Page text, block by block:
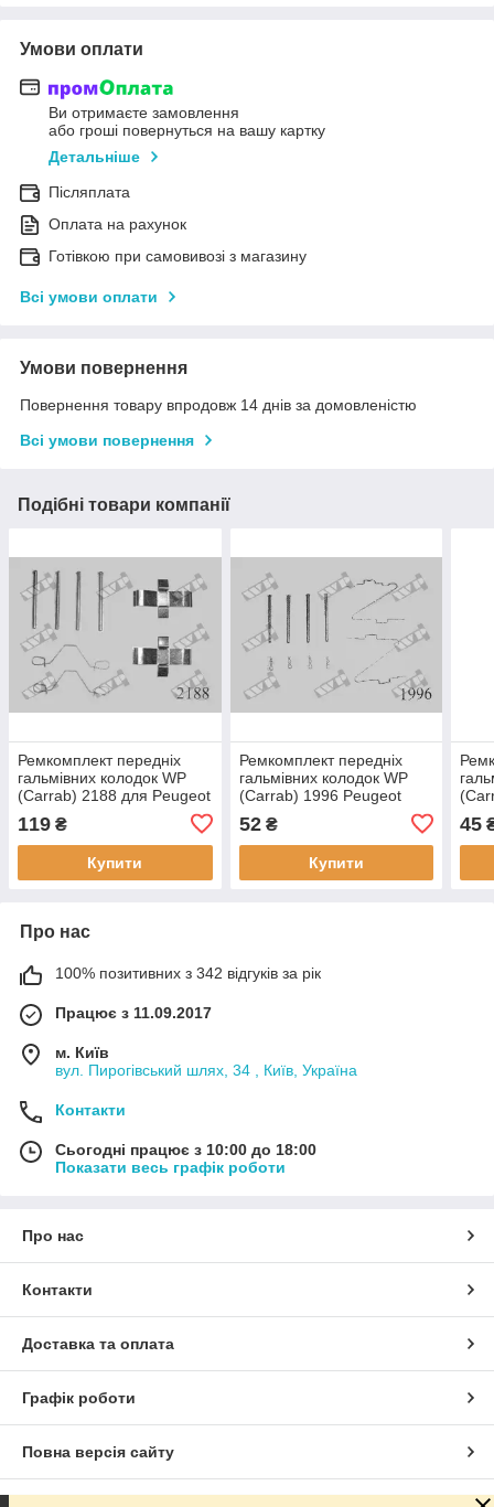
Умови оплати
Ви отримаєте замовлення
або гроші повернуться на вашу картку
Детальніше
Післяплата
Оплата на рахунок
Готівкою при самовивозі з магазину
Всі умови оплати
Умови повернення
Повернення товару впродовж 14 днів за домовленістю
Всі умови повернення
Подібні товари компанії
Ремкомплект передніх
гальмівних колодок WP
(Carrab) 2188 для Peugeot
Quick Brake 1138
119 ₴
Купити
Ремкомплект передніх
гальмівних колодок WP
(Carrab) 1996 Peugeot
204, 304, Talbot Horizon,
Rancho, крос-код за Quick
Brake 998
52₴
Купити
204,
45
Про нас
100% позитивних з 342 відгуків за рік
Працює з 11.09.2017
м. Київ
вул. Пирогівський шлях, 34 , Київ, Україна
Контакти
Сьогодні працює з 10:00 до 18:00
Показати весь графік роботи
Про нас
Контакти
Доставка та оплата
Графік роботи
Повна версія сайту